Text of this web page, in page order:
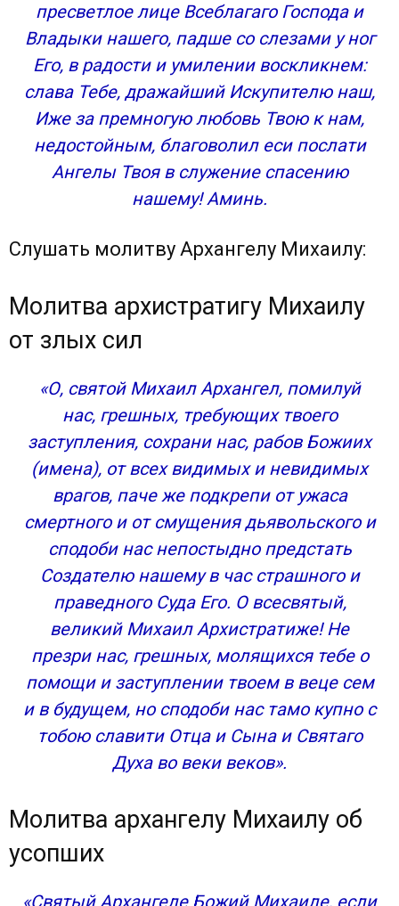
пресветлое лице Всеблагаго Господа и
Владыки нашего, падше со слезами у ног
Его, в радости и умилении воскликнем:
слава Тебе, дражайший Искупителю наш,
Иже за премногую любовь Твою к нам,
недостойным, благоволил еси послати
Ангелы Твоя в служение спасению
нашему! Аминь.
Слушать молитву Архангелу Михаилу:
Молитва архистратигу Михаилу
от злых сил
«О, святой Михаил Архангел, помилуй
нас, грешных, требующих твоего
заступления, сохрани нас, рабов Божиих
(имена), от всех видимых и невидимых
врагов, паче же подкрепи от ужаса
смертного и от смущения дьявольского и
сподоби нас непостыдно предстать
Создателю нашему в час страшного и
праведного Суда Его. О всесвятый,
великий Михаил Архистратиже! Не
презри нас, грешных, молящихся тебе о
помощи и заступлении твоем в веце сем
и в будущем, но сподоби нас тамо купно с
тобою славити Отца и Сына и Святаго
Духа во веки веков».
Молитва архангелу Михаилу об
усопших
«Cвятый Архангеле Божий Михаиле, если